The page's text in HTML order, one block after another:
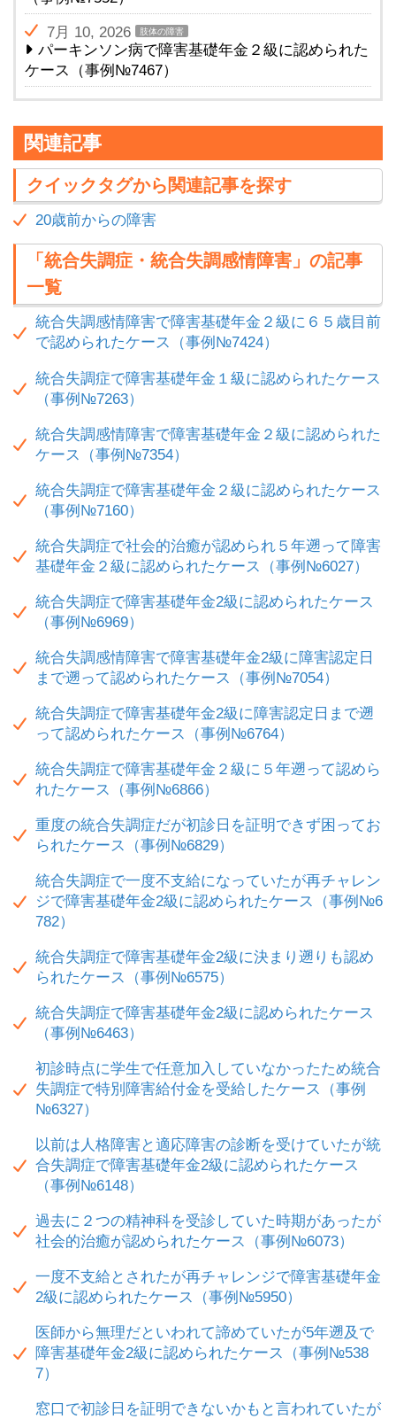
7月 10, 2026 肢体の障害
パーキンソン病で障害基礎年金２級に認められた
ケース（事例№7467）
関連記事
クイックタグから関連記事を探す
20歳前からの障害
「統合失調症・統合失調感情障害」の記事
一覧
統合失調感情障害で障害基礎年金２級に６５歳目前
で認められたケース（事例№7424）
統合失調症で障害基礎年金１級に認められたケース
（事例№7263）
統合失調感情障害で障害基礎年金２級に認められた
ケース（事例№7354）
統合失調症で障害基礎年金２級に認められたケース
（事例№7160）
統合失調症で社会的治癒が認められ５年遡って障害
基礎年金２級に認められたケース（事例№6027）
統合失調症で障害基礎年金2級に認められたケース
（事例№6969）
統合失調感情障害で障害基礎年金2級に障害認定日
まで遡って認められたケース（事例№7054）
統合失調症で障害基礎年金2級に障害認定日まで遡
って認められたケース（事例№6764）
統合失調症で障害基礎年金２級に５年遡って認めら
れたケース（事例№6866）
重度の統合失調症だが初診日を証明できず困ってお
られたケース（事例№6829）
統合失調症で一度不支給になっていたが再チャレン
ジで障害基礎年金2級に認められたケース（事例№6
782）
統合失調症で障害基礎年金2級に決まり遡りも認め
られたケース（事例№6575）
統合失調症で障害基礎年金2級に認められたケース
（事例№6463）
初診時点に学生で任意加入していなかったため統合
失調症で特別障害給付金を受給したケース（事例
№6327）
以前は人格障害と適応障害の診断を受けていたが統
合失調症で障害基礎年金2級に認められたケース
（事例№6148）
過去に２つの精神科を受診していた時期があったが
社会的治癒が認められたケース（事例№6073）
一度不支給とされたが再チャレンジで障害基礎年金
2級に認められたケース（事例№5950）
医師から無理だといわれて諦めていたが5年遡及で
障害基礎年金2級に認められたケース（事例№538
7）
窓口で初診日を証明できないかもと言われていたが